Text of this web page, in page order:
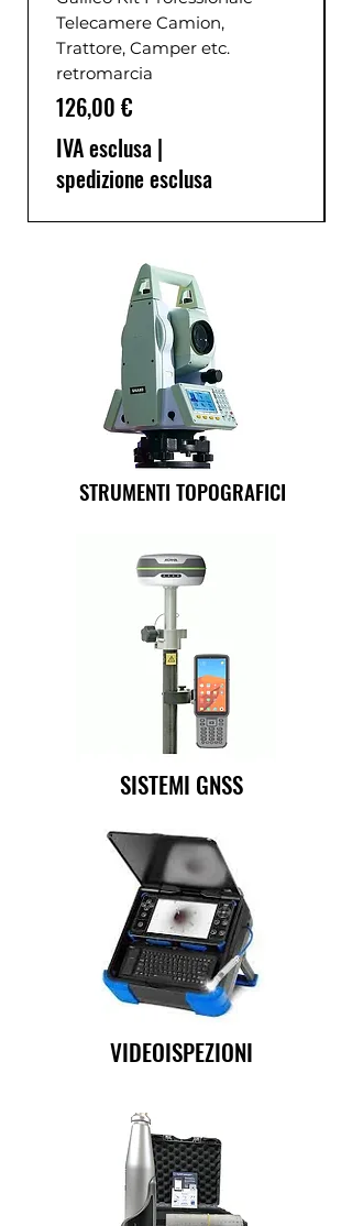
Telecamere Camion,
Trattore, Camper etc.
retromarcia
Prezzo
126,00 €
IVA esclusa |
spedizione esclusa
STRUMENTI TOPOGRAFICI
SISTEMI GNSS
VIDEOISPEZIONI